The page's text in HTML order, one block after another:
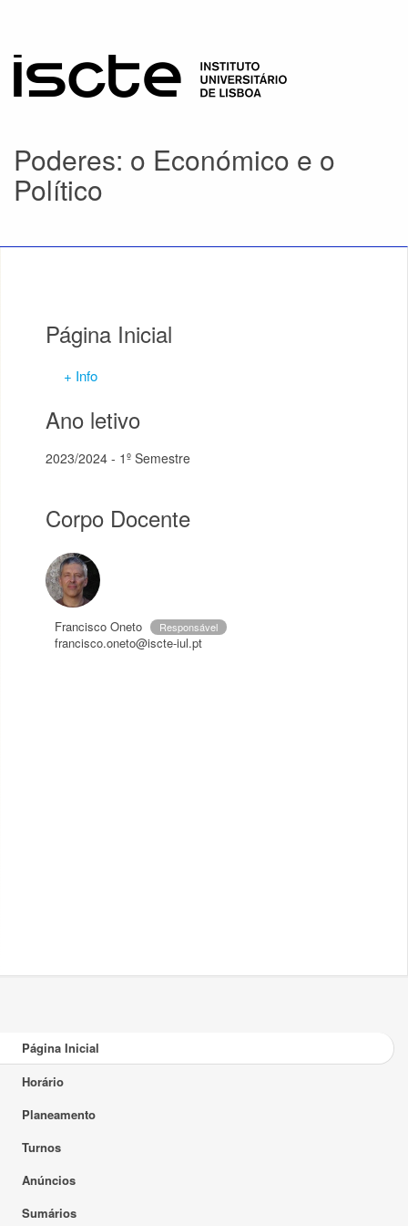
Poderes: o Económico e o
Político
Página Inicial
+ Info
Ano letivo
2023/2024 - 1º Semestre
Corpo Docente
Francisco Oneto Responsável
francisco.oneto@iscte-iul.pt
Página Inicial
Horário
Planeamento
Turnos
Anúncios
Sumários